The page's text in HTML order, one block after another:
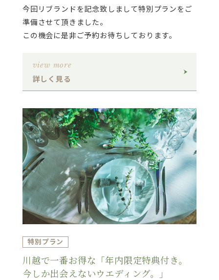
今回リブランドを記念致しまして特別プランをご
準備させて頂きました。
この機会に是非ご予約お待ちしております。
view more
詳しく見る
特別プラン
川越で一番お得な「年内限定特典付き。
今しか出会えないウエディング。」